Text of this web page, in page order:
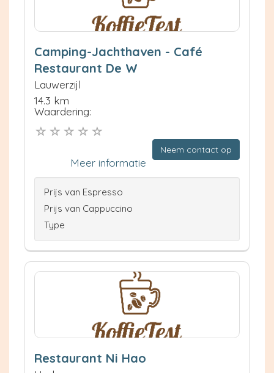
Camping-Jachthaven - Café
Restaurant De W
Lauwerzijl
14.3 km
Waardering:
Neem contact op
Meer informatie
Prijs van Espresso
Prijs van Cappuccino
Type
Restaurant Ni Hao